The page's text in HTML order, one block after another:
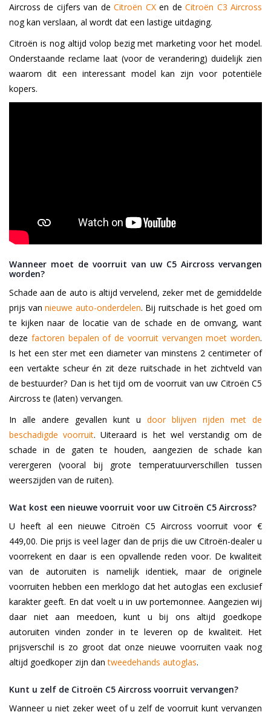
Aircross de cijfers van deCitroën CXen deCitroën C3 Aircross
nog kan verslaan, al wordt dat een lastige uitdaging.
Citroën is nog altijd volop bezig met marketing voor het model.
Onderstaande reclame laat (voor de verandering) duidelijk zien
waarom dit een interessant model kan zijn voor potentiële
kopers.
Wanneer moet de voorruit van uw C5 Aircross vervangen
worden?
Schade aan de auto is altijd vervelend, zeker met de gemiddelde
prijs vannieuwe auto-onderdelen. Bij ruitschade is het goed om
te kijken naar de locatie van de schade en de omvang, want
deze factoren bepalen of de voorruit vervangen moet worden.
Is het een ster met een diameter van minstens 2 centimeter of
een vertakte scheur én zit deze ruitschade in het zichtveld van
de bestuurder? Dan is het tijd om de voorruit van uw Citroën C5
Aircross te (laten) vervangen.
In alle andere gevallen kunt u door blijven rijden met de
beschadigde voorruit. Uiteraard is het wel verstandig om de
schade in de gaten te houden, aangezien de schade kan
verergeren (vooral bij grote temperatuurverschillen tussen
weerszijden van de ruiten).
Wat kost een nieuwe voorruit voor uw Citroën C5 Aircross?
U heeft al een nieuwe Citroën C5 Aircross voorruit voor €
449,00. Die prijs is veel lager dan de prijs die uw Citroën-dealer u
voorrekent en daar is een opvallende reden voor. De kwaliteit
van de autoruiten is namelijk identiek, maar de originele
voorruiten hebben een merklogo dat het autoglas een exclusief
karakter geeft. En dat voelt u in uw portemonnee. Aangezien wij
daar niet aan meedoen, kunt u bij ons altijd goedkope
autoruiten vinden zonder in te leveren op de kwaliteit. Het
prijsverschil is zo groot dat onze nieuwe voorruiten vaak nog
altijd goedkoper zijn dantweedehands autoglas.
Kunt u zelf de Citroën C5 Aircross voorruit vervangen?
Wanneer u niet zeker weet of u zelf de voorruit kunt vervangen